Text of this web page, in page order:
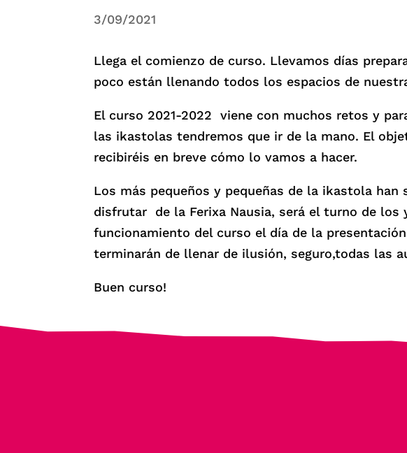
3/09/2021
Llega el comienzo de curso. Llevamos días
poco están llenando todos los espacios de
El curso 2021-2022 viene con muchos retos y
las ikastolas tendremos que ir de la mano. El
recibiréis en breve cómo lo vamos a hacer.
Los más pequeños y pequeñas de la ikastola
disfrutar de la Ferixa Nausia, será el turno de los
funcionamiento del curso el día de la
terminarán de llenar de ilusión, seguro,todas las
Buen curso!